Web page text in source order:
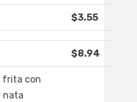
$3.55
$8.94
frita con
nata